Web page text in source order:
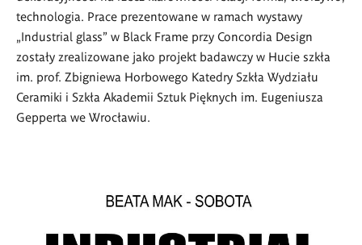
technologia. Prace prezentowane w ramach wystawy
„Industrial glass” w Black Frame przy Concordia Design
zostały zrealizowane jako projekt badawczy w Hucie szkła
im. prof. Zbigniewa Horbowego Katedry Szkła Wydziału
Ceramiki i Szkła Akademii Sztuk Pięknych im. Eugeniusza
Gepperta we Wrocławiu.